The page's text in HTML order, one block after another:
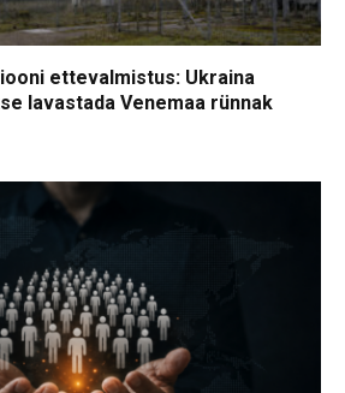
ettevalmistus: Ukraina
lavastada Venemaa rünnak